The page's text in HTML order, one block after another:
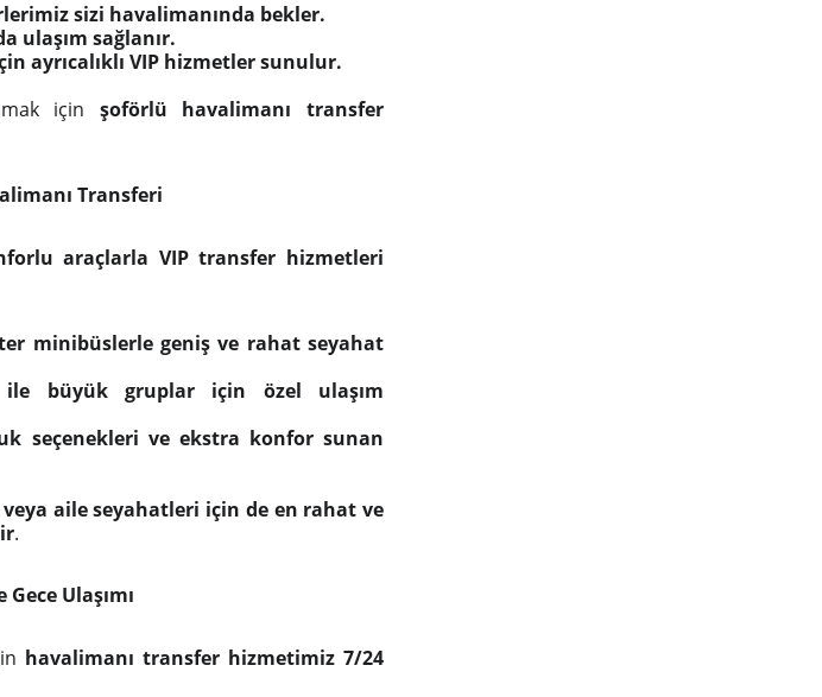
sizi havalimanında bekler.
ulaşım sağlanır.
ayrıcalıklı VIP hizmetler sunulur.
için şoförlü havalimanı transfer
Transferi
araçlarla VIP transfer hizmetleri
minibüslerle geniş ve rahat seyahat
büyük gruplar için özel ulaşım
seçenekleri ve ekstra konfor sunan
aile seyahatleri için de en rahat ve
.
Ulaşımı
havalimanı transfer hizmetimiz 7/24